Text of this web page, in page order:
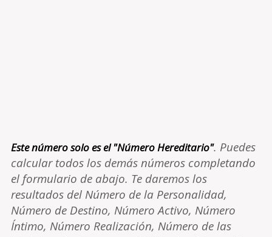
Este número solo es el "Número Hereditario". Puedes
calcular todos los demás números completando
el formulario de abajo. Te daremos los
resultados del Número de la Personalidad,
Número de Destino, Número Activo, Número
Íntimo, Número Realización, Número de las